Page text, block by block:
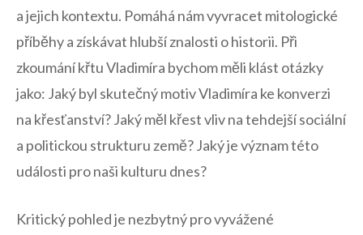
a jejich kontextu. Pomáhá nám vyvracet mitologické
příběhy⁣ a získávat hlubší znalosti o historii. Při
zkoumání křtu Vladimíra bychom měli klást otázky
jako: Jaký byl skutečný motiv Vladimíra ke konverzi
na křesťanství? Jaký měl křest vliv na ⁤tehdejší ‌sociální
a politickou strukturu země? Jaký je význam této
události pro naši kulturu ‍dnes?
Kritický pohled je nezbytný pro vyvážené